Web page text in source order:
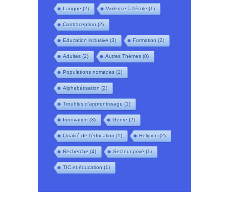
Langue (2) Violence à l'école (1)
Contraception (2)
Education inclusive (3) Formation (2)
Adultes (2) Autres Thèmes (0)
Populations nomades (1)
Alphabétisation (2)
Troubles d'apprentissage (1)
Innovation (3) Genre (2)
Qualité de l'éducation (1) Religion (2)
Recherche (4) Secteur privé (1)
TIC et éducation (1)